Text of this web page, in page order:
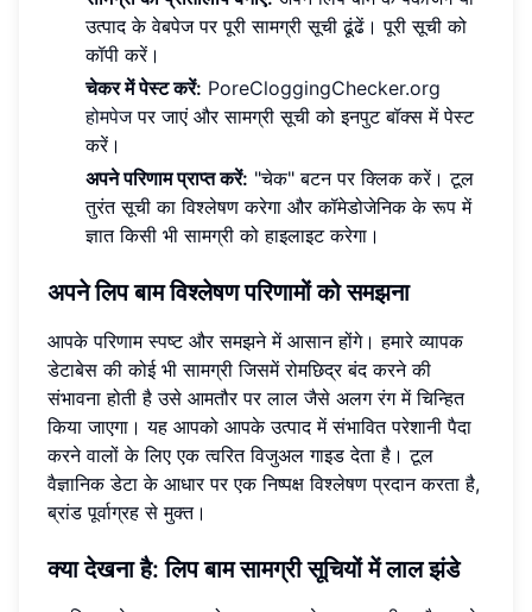
उत्पाद के वेबपेज पर पूरी सामग्री सूची ढूंढें। पूरी सूची को
कॉपी करें।
चेकर में पेस्ट करें: PoreCloggingChecker.org
होमपेजपर जाएं और सामग्री सूची को इनपुट बॉक्स में पेस्ट
करें।
अपने परिणाम प्राप्त करें: "चेक" बटन पर क्लिक करें। टूल
तुरंत सूची का विश्लेषण करेगा और कॉमेडोजेनिक के रूप में
ज्ञात किसी भी सामग्री को हाइलाइट करेगा।
अपने लिप बाम विश्लेषण परिणामों को समझना
आपके परिणाम स्पष्ट और समझने में आसान होंगे। हमारे व्यापक
डेटाबेस की कोई भी सामग्री जिसमें रोमछिद्र बंद करने की
संभावना होती है उसे आमतौर पर लाल जैसे अलग रंग में चिन्हित
किया जाएगा। यह आपको आपके उत्पाद में संभावित परेशानी पैदा
करने वालों के लिए एक त्वरित विजुअल गाइड देता है। टूल
वैज्ञानिक डेटा के आधार पर एक निष्पक्ष विश्लेषण प्रदान करता है,
ब्रांड पूर्वाग्रह से मुक्त।
क्या देखना है: लिप बाम सामग्री सूचियों में लाल झंडे